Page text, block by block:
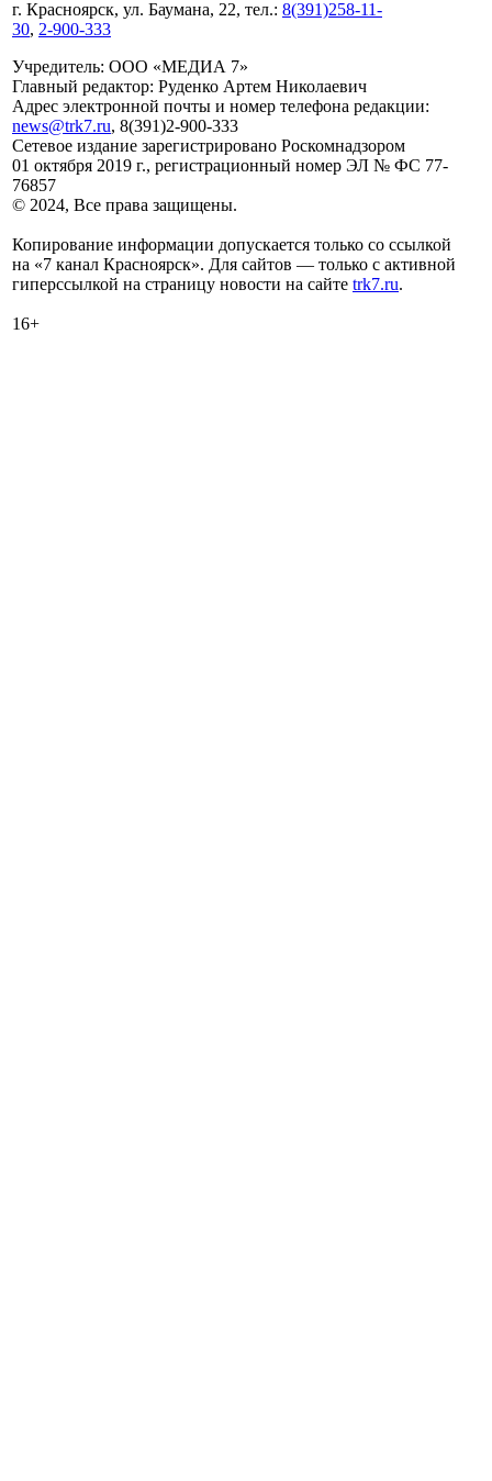
г. Красноярск, ул. Баумана, 22, тел.: 8(391)258-11-
30, 2-900-333
Учредитель: ООО «МЕДИА 7»
Главный редактор: Руденко Артем Николаевич
Адрес электронной почты и номер телефона редакции:
news@trk7.ru, 8(391)2-900-333
Сетевое издание зарегистрировано Роскомнадзором
01 октября 2019 г., регистрационный номер ЭЛ № ФС 77-
76857
© 2024, Все права защищены.
Копирование информации допускается только со ссылкой
на «7 канал Красноярск». Для сайтов — только с активной
гиперссылкой на страницу новости на сайте trk7.ru.
16+